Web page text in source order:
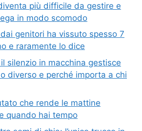
diventa più difficile da gestire e
in modo scomodo
genitori ha vissuto spesso 7
e raramente lo dice
silenzio in macchina gestisce
diverso e perché importa a chi
che rende le mattine
quando hai tempo